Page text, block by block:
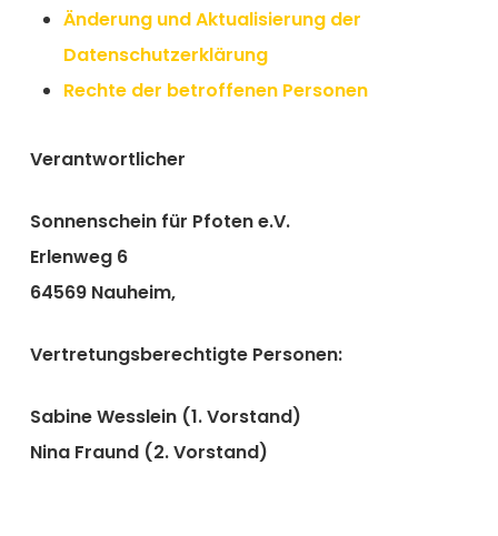
Änderung und Aktualisierung der
Datenschutzerklärung
Rechte der betroffenen Personen
Verantwortlicher
Sonnenschein für Pfoten e.V.
Erlenweg 6
64569 Nauheim,
Vertretungsberechtigte Personen:
Sabine Wesslein (1. Vorstand)
Nina Fraund (2. Vorstand)